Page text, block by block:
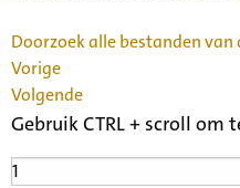
Doorzoek alle bestanden van
Vorige
Volgende
Gebruik CTRL + scroll om